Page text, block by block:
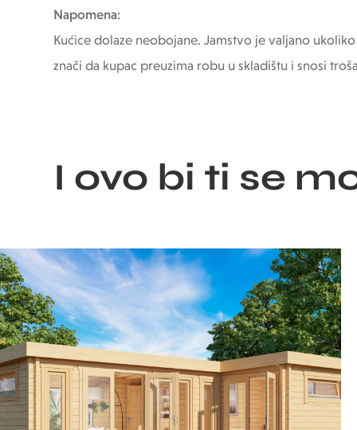
Napomena:
Kućice dolaze neobojane. Jamstvo je valjano
znači da kupac preuzima robu u skladištu i snosi
I ovo bi ti se